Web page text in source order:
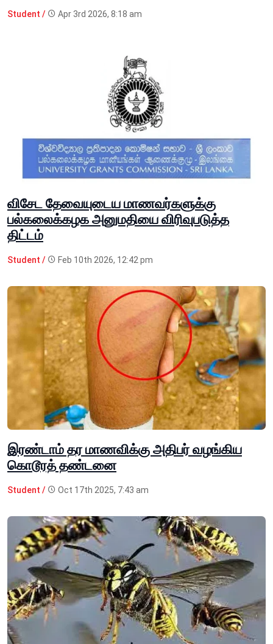
Student / Apr 3rd 2026, 8:18 am
விசேட தேவையுடைய மாணவர்களுக்கு
பல்கலைக்கழக அனுமதியை விரிவுபடுத்த
திட்டம்
Student / Feb 10th 2026, 12:42 pm
இரண்டாம் தர மாணவிக்கு அதிபர் வழங்கிய
கொடூரத் தண்டனை
Student / Oct 17th 2025, 7:43 am